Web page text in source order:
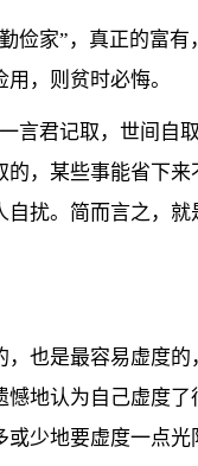
俭家”，真正的富有
，则贫时必悔。
言君记取，世间自
，某些事能省下来
自扰。简而言之，就
，也是最容易虚度的
憾地认为自己虚度了
或少地要虚度一点光